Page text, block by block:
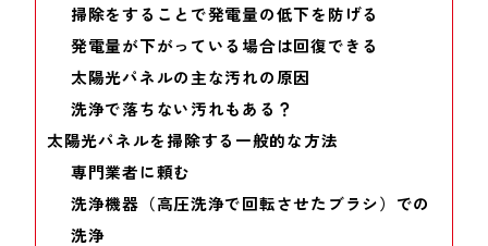
掃除をすることで発電量の低下を防げる
発電量が下がっている場合は回復できる
太陽光パネルの主な汚れの原因
洗浄で落ちない汚れもある？
太陽光パネルを掃除する一般的な方法
専門業者に頼む
洗浄機器（高圧洗浄で回転させたブラシ）での
洗浄